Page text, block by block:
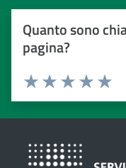
Quanto sono
pagina?
Valuta da 1 a 5 stelle
Valuta 4
Valuta 3
Valuta 2 stelle su
Valuta 1 stelle su 5